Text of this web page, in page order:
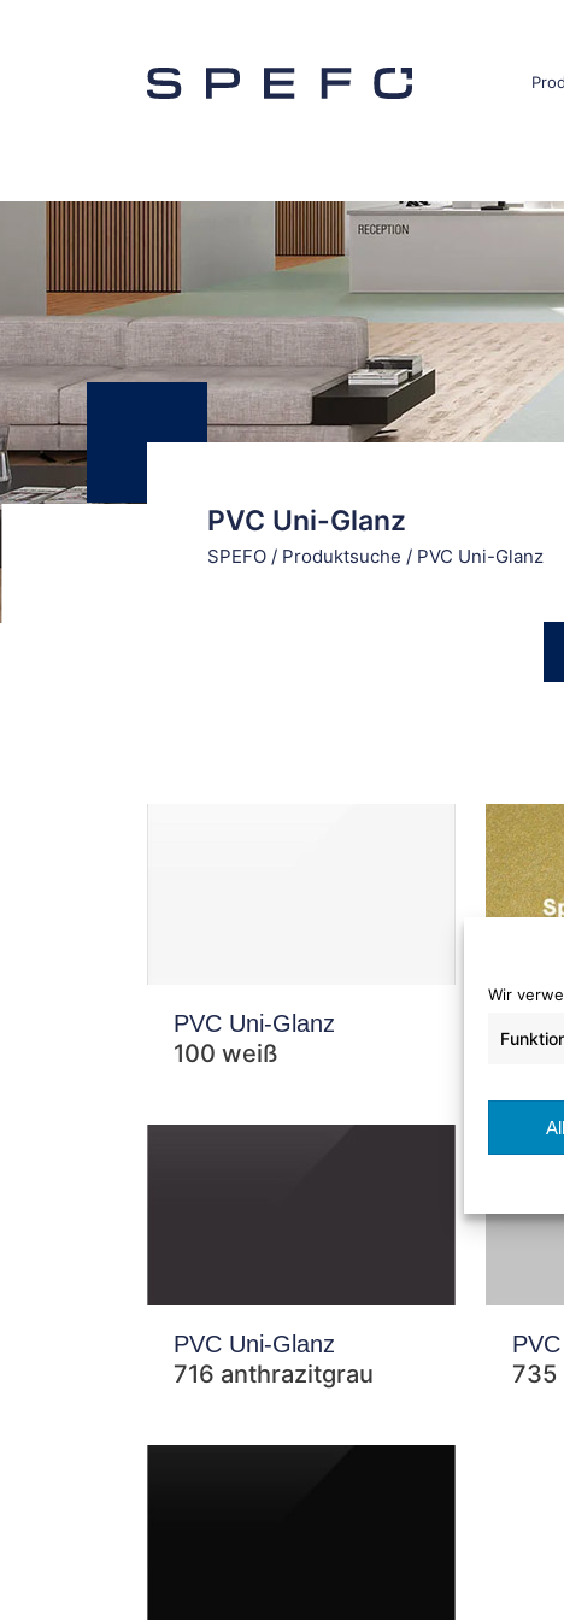
Wir
PVC Uni-Glanz
SPEFO / Produktsuche / PVC Uni-Glanz
PVC Uni-Glanz
100 weiß 199
PVC Uni-Glanz
716 anthrazitgrau 735